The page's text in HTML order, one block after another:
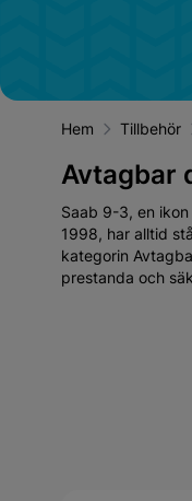
Hem Tillbehör
Avtagbar
Saab 9-3, en
1998, har alltid
kategorin
prestanda och